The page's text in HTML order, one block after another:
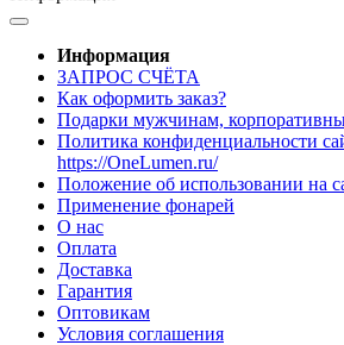
Информация
ЗАПРОС СЧЁТА
Как оформить заказ?
Подарки мужчинам,
Политика конфиденциальности
https://OneLumen.ru/
Положение об использовании на
Применение фонарей
О нас
Оплата
Доставка
Гарантия
Оптовикам
Условия соглашения